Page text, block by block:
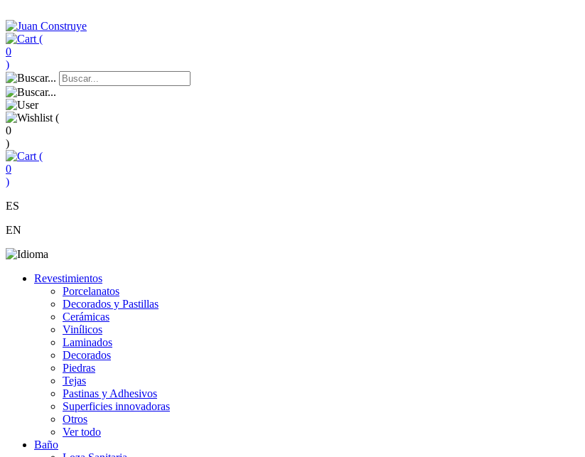
(
0
)
(
0
)
(
0
)
ES
EN
Revestimientos
Porcelanatos
Decorados y Pastillas
Cerámicas
Vinílicos
Laminados
Decorados
Piedras
Tejas
Pastinas y Adhesivos
Superficies innovadoras
Otros
Ver todo
Baño